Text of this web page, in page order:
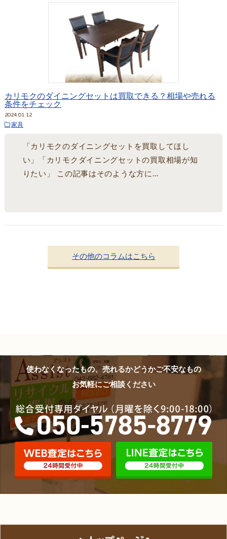
カリモクのダイニングセットは買取できる？相場や売れる
条件をチェック
2024.01.12
家具
「カリモクのダイニングセットを買取してほし
い」「カリモクダイニングセットの買取相場が知
りたい」 この記事はそのような方に…
その他のコラムはこちら
使わなくなったもの、売れるかどうかご不安なもの
お気軽にご相談ください